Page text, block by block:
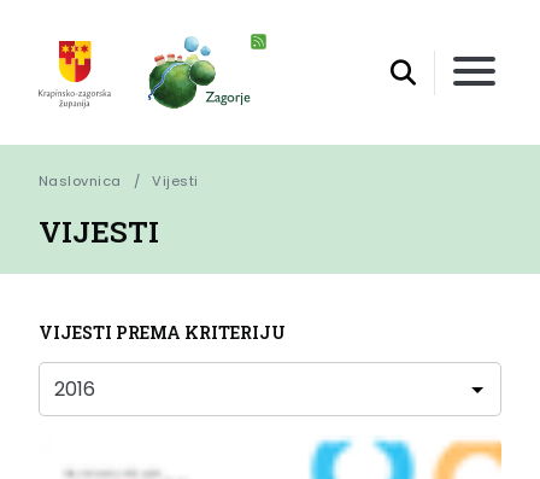
Naslovnica Vijesti
VIJESTI
VIJESTI PREMA KRITERIJU